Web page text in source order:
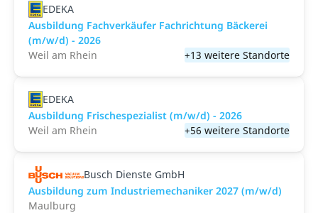
EDEKA
Ausbildung Fachverkäufer Fachrichtung Bäckerei
(m/w/d) - 2026
Weil am Rhein
+13 weitere Standorte
EDEKA
Ausbildung Frischespezialist (m/w/d) - 2026
Weil am Rhein
+56 weitere Standorte
Busch Dienste GmbH
Ausbildung zum Industriemechaniker 2027 (m/w/d)
Maulburg